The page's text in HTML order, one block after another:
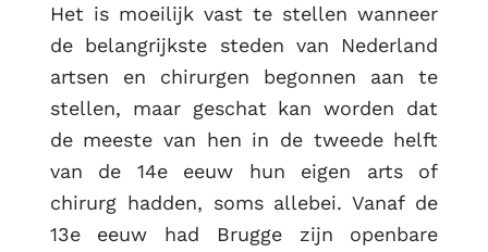
Het is moeilijk vast te stellen wanneer
de belangrijkste steden van Nederland
artsen en chirurgen begonnen aan te
stellen, maar geschat kan worden dat
de meeste van hen in de tweede helft
van de 14e eeuw hun eigen arts of
chirurg hadden, soms allebei. Vanaf de
13e eeuw had Brugge zijn openbare